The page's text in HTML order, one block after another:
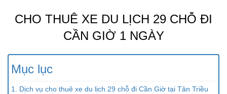
CHO THUÊ XE DU LỊCH 29 CHỖ ĐI
CẦN GIỜ 1 NGÀY
Mục lục
1. Dịch vụ cho thuê xe du lịch 29 chỗ đi Cần Giờ tại Tân Triều